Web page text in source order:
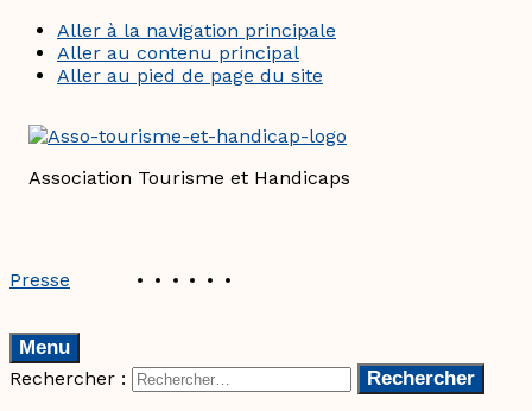
Aller à la navigation principale
Aller au contenu principal
Aller au pied de page du site
Association Tourisme et Handicaps
Presse
Menu
Rechercher :